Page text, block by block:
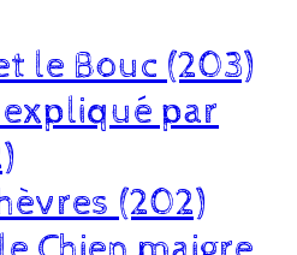
le Bouc (203)
par
(202)